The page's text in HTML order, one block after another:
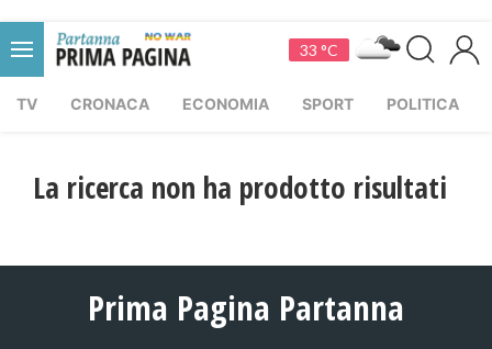
33 °C
TV CRONACA ECONOMIA SPORT POLITICA
La ricerca non ha prodotto risultati
Prima Pagina Partanna